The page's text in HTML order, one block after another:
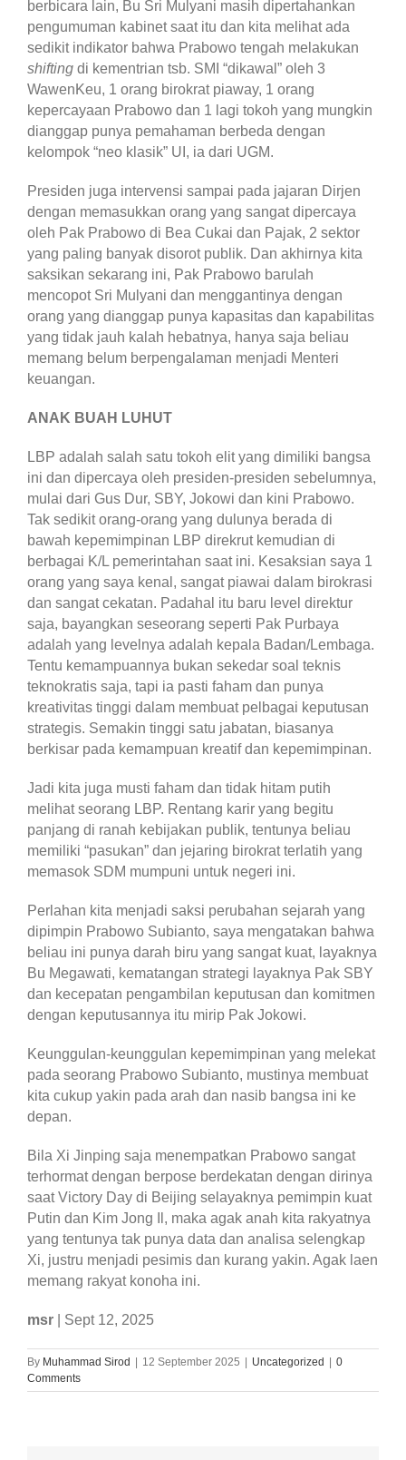
berbicara lain, Bu Sri Mulyani masih dipertahankan
pengumuman kabinet saat itu dan kita melihat ada
sedikit indikator bahwa Prabowo tengah melakukan
shifting di kementrian tsb. SMI “dikawal” oleh 3
WawenKeu, 1 orang birokrat piaway, 1 orang
kepercayaan Prabowo dan 1 lagi tokoh yang mungkin
dianggap punya pemahaman berbeda dengan
kelompok “neo klasik” UI, ia dari UGM.
Presiden juga intervensi sampai pada jajaran Dirjen
dengan memasukkan orang yang sangat dipercaya
oleh Pak Prabowo di Bea Cukai dan Pajak, 2 sektor
yang paling banyak disorot publik. Dan akhirnya kita
saksikan sekarang ini, Pak Prabowo barulah
mencopot Sri Mulyani dan menggantinya dengan
orang yang dianggap punya kapasitas dan kapabilitas
yang tidak jauh kalah hebatnya, hanya saja beliau
memang belum berpengalaman menjadi Menteri
keuangan.
ANAK BUAH LUHUT
LBP adalah salah satu tokoh elit yang dimiliki bangsa
ini dan dipercaya oleh presiden-presiden sebelumnya,
mulai dari Gus Dur, SBY, Jokowi dan kini Prabowo.
Tak sedikit orang-orang yang dulunya berada di
bawah kepemimpinan LBP direkrut kemudian di
berbagai K/L pemerintahan saat ini. Kesaksian saya 1
orang yang saya kenal, sangat piawai dalam birokrasi
dan sangat cekatan. Padahal itu baru level direktur
saja, bayangkan seseorang seperti Pak Purbaya
adalah yang levelnya adalah kepala Badan/Lembaga.
Tentu kemampuannya bukan sekedar soal teknis
teknokratis saja, tapi ia pasti faham dan punya
kreativitas tinggi dalam membuat pelbagai keputusan
strategis. Semakin tinggi satu jabatan, biasanya
berkisar pada kemampuan kreatif dan kepemimpinan.
Jadi kita juga musti faham dan tidak hitam putih
melihat seorang LBP. Rentang karir yang begitu
panjang di ranah kebijakan publik, tentunya beliau
memiliki “pasukan” dan jejaring birokrat terlatih yang
memasok SDM mumpuni untuk negeri ini.
Perlahan kita menjadi saksi perubahan sejarah yang
dipimpin Prabowo Subianto, saya mengatakan bahwa
beliau ini punya darah biru yang sangat kuat, layaknya
Bu Megawati, kematangan strategi layaknya Pak SBY
dan kecepatan pengambilan keputusan dan komitmen
dengan keputusannya itu mirip Pak Jokowi.
Keunggulan-keunggulan kepemimpinan yang melekat
pada seorang Prabowo Subianto, mustinya membuat
kita cukup yakin pada arah dan nasib bangsa ini ke
depan.
Bila Xi Jinping saja menempatkan Prabowo sangat
terhormat dengan berpose berdekatan dengan dirinya
saat Victory Day di Beijing selayaknya pemimpin kuat
Putin dan Kim Jong Il, maka agak anah kita rakyatnya
yang tentunya tak punya data dan analisa selengkap
Xi, justru menjadi pesimis dan kurang yakin. Agak laen
memang rakyat konoha ini.
msr | Sept 12, 2025
By Muhammad Sirod 12 September 2025 Uncategorized
0
Comments